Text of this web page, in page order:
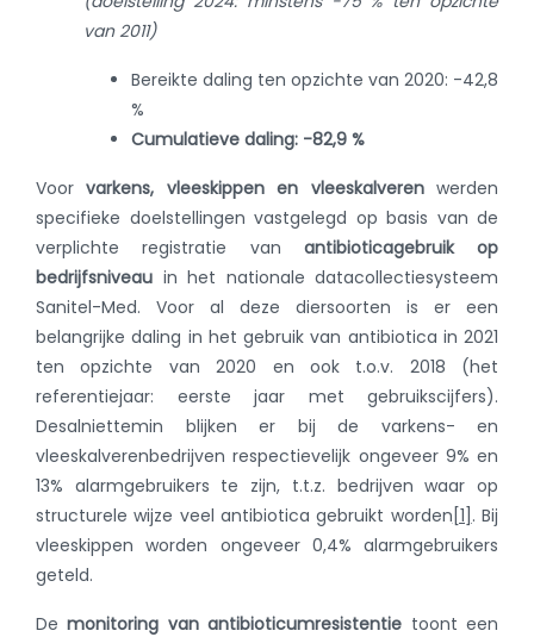
van 2011)
Bereikte daling ten opzichte van 2020: -42,8
%
Cumulatieve daling: -82,9 %
Voorvarkens, vleeskippen en vleeskalverenwerden
specifieke doelstellingen vastgelegd op basis van de
verplichte registratie van antibioticagebruik op
bedrijfsniveau in het nationale datacollectiesysteem
Sanitel-Med. Voor al deze diersoorten is er een
belangrijke daling in het gebruik van antibiotica in 2021
ten opzichte van 2020 en ook t.o.v. 2018 (het
referentiejaar: eerste jaar met gebruikscijfers).
Desalniettemin blijken er bij de varkens- en
vleeskalverenbedrijven respectievelijk ongeveer 9% en
13% alarmgebruikers te zijn, t.t.z. bedrijven waar op
structurele wijze veel antibiotica gebruikt worden [1] . Bij
vleeskippen worden ongeveer 0,4% alarmgebruikers
geteld.
Demonitoring van antibioticumresistentie toont een